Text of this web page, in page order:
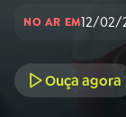
01INÍCIO
NO AR EM12/02/
Ouça agora